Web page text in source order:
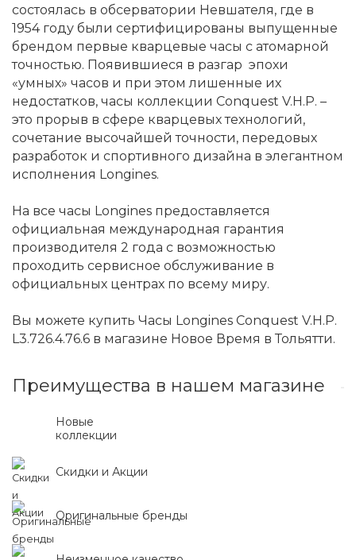
состоялась в обсерватории Невшателя, где в
1954 году были сертифицированы выпущенные
брендом первые кварцевые часы с атомарной
точностью. Появившиеся в разгар эпохи
«умных» часов и при этом лишенные их
недостатков, часы коллекции Conquest V.H.P. –
это прорыв в сфере кварцевых технологий,
сочетание высочайшей точности, передовых
разработок и спортивного дизайна в элегантном
исполнения Longines.
На все часы Longines предоставляется
официальная международная гарантия
производителя 2 года с возможностью
проходить сервисное обслуживание в
официальных центрах по всему миру.
Вы можете купить Часы Longines Conquest V.H.P.
L3.726.4.76.6 в магазине Новое Время в Тольятти.
Преимущества в нашем магазине
Новые
коллекции
Скидки и Акции
Оригинальные бренды